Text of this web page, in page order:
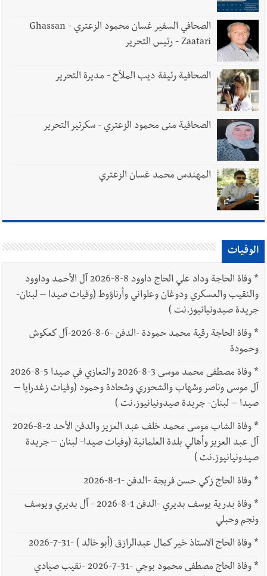
الصحافي السفير غسان محمود الزعتري - Ghassan
Zaatari - رئيس التحرير
الصحافية رئيفة ديب الملاّح - مديرة التحرير
الصحافية منى محمود الزعتري - سكرتير التحرير
المهندس محمد غسان الزعتري
الوفيات
*
وفاة الحاجة وداد علي الحاج داوود 8-8-2026 آل الأحمد وداوود
والنقيب والعسكري ودوغان وعلواني وأرناؤوط (وفيات صيدا – لبنان-
جريدة صيدونيانيوز.نت )
*
وفاة الحاجة رقية محمد حمودة -الدفن -6-8-2026-آل كعكوش
وحمودة
*
وفاة مصطفى محمد موسى 3-8-2026 والتعازي في صيدا 5-8-2026
آل موسى وناصر وشهاب والشحوري وشحادة وحمود (وفيات زغدرايا –
صيدا – لبنان- جريدة صيدونيانيوز.نت )
*
وفاة الشاب موسى محمد خلف عبد العزيز والدفن الأحد 2-8-2026
آل عبد العزيز وأهالي بلدة العلمانية (وفيات صيدا- لبنان – جريدة
صيدونيانيوز.نت )
*وفاة الحاج زكي حسن فريجة -الدفن -1-8-2026
*
وفاة بدرية يوسف بديري -الدفن 1-8-2026 - آل بديري ويوسف
ونجم وحبلي
*وفاة الحاج الاستاذ خير كمال عبدالرازق (أبو خالد ) -31-7-2026
*
وفاة الحاج مصطفى محمود بوجي -31-7-2026 -نقيب صيادي